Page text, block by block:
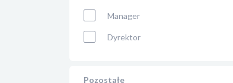
Manager
Dyrektor
Pozostałe